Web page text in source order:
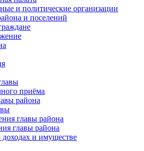
и политические организации
и поселений
приёма
района
главы района
главы района
и имуществе